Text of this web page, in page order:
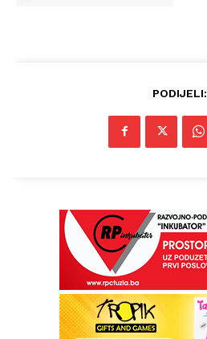
PODIJELI: